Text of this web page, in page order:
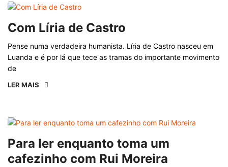
Com Líria de Castro
Pense numa verdadeira humanista. Líria de Castro nasceu em
Luanda e é por lá que tece as tramas do importante movimento
de
LER MAIS
Para ler enquanto toma um
cafezinho com Rui Moreira